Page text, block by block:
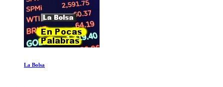
Pequeños Gigantes